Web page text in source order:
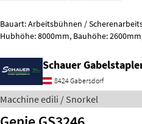
Bauart: Arbeitsbühnen / Scherenarbeitsbühne,
Hubhöhe: 8000mm, Bauhöhe: 2600mm, Batterie: Starter 12V ,
Schauer
8424 Gabersdorf
Macchine edili / Snorkel